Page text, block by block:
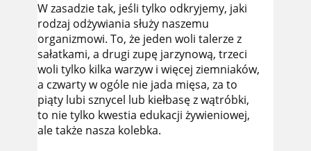
W zasadzie tak, jeśli tylko odkryjemy, jaki
rodzaj odżywiania służy naszemu
organizmowi. To, że jeden woli talerze z
sałatkami, a drugi zupę jarzynową, trzeci
woli tylko kilka warzyw i więcej ziemniaków,
a czwarty w ogóle nie jada mięsa, za to
piąty lubi sznycel lub kiełbasę z wątróbki,
to nie tylko kwestia edukacji żywieniowej,
ale także nasza kolebka.